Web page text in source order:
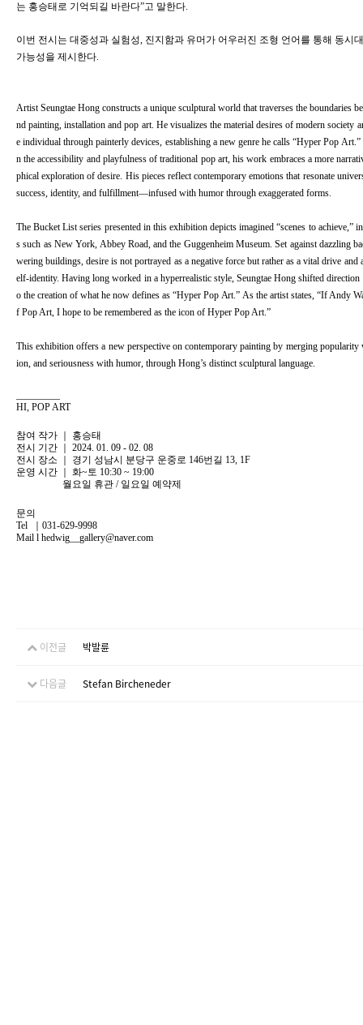
는 홍승태로 기억되길 바란다”고 말한다.
이번 전시는 대중성과 실험성, 진지함과 유머가 어우러진 조형 언어를 통해 동시
가능성을 제시한다.
Artist Seungtae Hong constructs a unique sculptural world that traverses the boundaries
nd painting, installation and pop art. He visualizes the material desires of modern society
e individual through painterly devices, establishing a new genre he calls “Hyper Pop
n the accessibility and playfulness of traditional pop art, his work embraces a more
phical exploration of desire. His pieces reflect contemporary emotions that resonate
success, identity, and fulfillment—infused with humor through exaggerated forms.
The Bucket List series presented in this exhibition depicts imagined “scenes to achieve,”
s such as New York, Abbey Road, and the Guggenheim Museum. Set against dazzling
wering buildings, desire is not portrayed as a negative force but rather as a vital drive and
elf-identity. Having long worked in a hyperrealistic style, Seungtae Hong shifted
o the creation of what he now defines as “Hyper Pop Art.” As the artist states, “If Andy
f Pop Art, I hope to be remembered as the icon of Hyper Pop Art.”
This exhibition offers a new perspective on contemporary painting by merging popularity
ion, and seriousness with humor, through Hong’s distinct sculptural language.
HI, POP ART
참여 작가 ｜ 홍승태
전시 기간 ｜ 2024. 01. 09 - 02. 08
전시 장소 ｜ 경기 성남시 분당구 운중로 146번길 13, 1F
운영 시간 ｜ 화~토 10:30 ~ 19:00
월요일 휴관 / 일요일 예약제
문의
Tel ｜031-629-9998
Mail l hedwig__gallery@naver.com
이전글 박발륜
다음글 Stefan Bircheneder